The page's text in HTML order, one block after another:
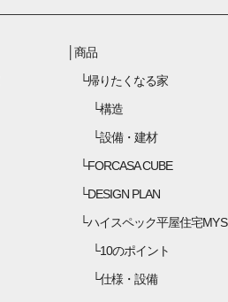
商品
帰りたくなる家
構造
設備・建材
FORCASA CUBE
DESIGN PLAN
ハイスペック平屋住宅MYS
10のポイント
仕様・設備